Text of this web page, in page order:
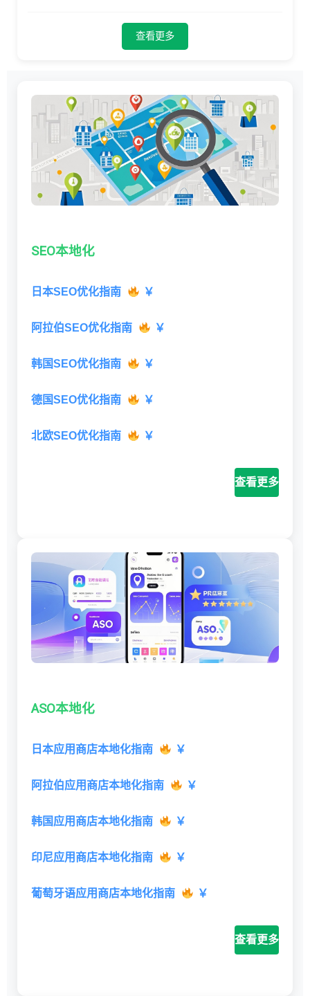
查看更多
SEO本地化
日本SEO优化指南 ￥
阿拉伯SEO优化指南 ￥
韩国SEO优化指南 ￥
德国SEO优化指南 ￥
北欧SEO优化指南 ￥
查看更多
ASO本地化
日本应用商店本地化指南 ￥
阿拉伯应用商店本地化指南 ￥
韩国应用商店本地化指南 ￥
印尼应用商店本地化指南 ￥
葡萄牙语应用商店本地化指南 ￥
查看更多